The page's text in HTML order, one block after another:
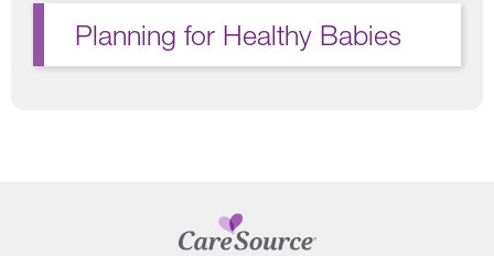
Planning for Healthy Babies